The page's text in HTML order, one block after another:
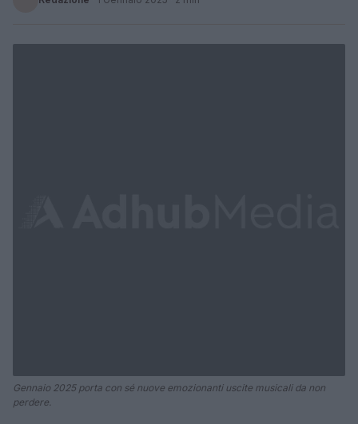
Gennaio 2025 porta con sé nuove emozionanti uscite musicali da non
perdere.